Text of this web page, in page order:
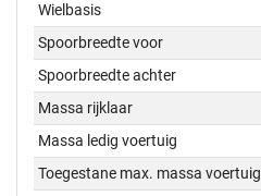
Wielbasis
Spoorbreedte voor
Spoorbreedte achter
Massa rijklaar
Massa ledig voertuig
Toegestane max. massa voertuig